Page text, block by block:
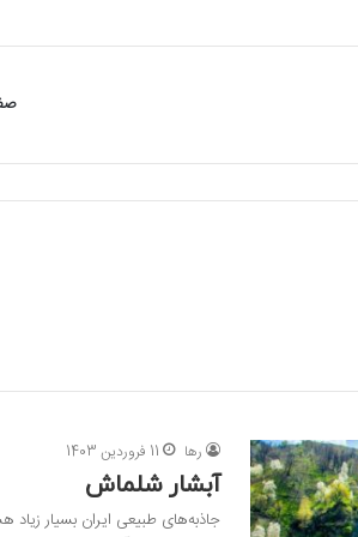
رها 11 فروردین 1403
آبشار شلماش
جاذبه‌های طبیعی ایران بسیار زیاد